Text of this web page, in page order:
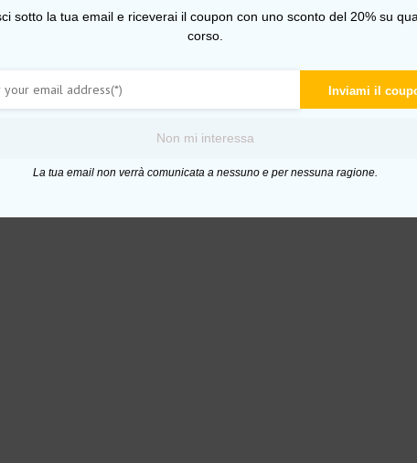
sotto la tua email e riceverai il coupon con uno sconto del 20% su
corso.
Inviami il
Non mi interessa
La tua email non verrà comunicata a nessuno e per nessuna ragione.